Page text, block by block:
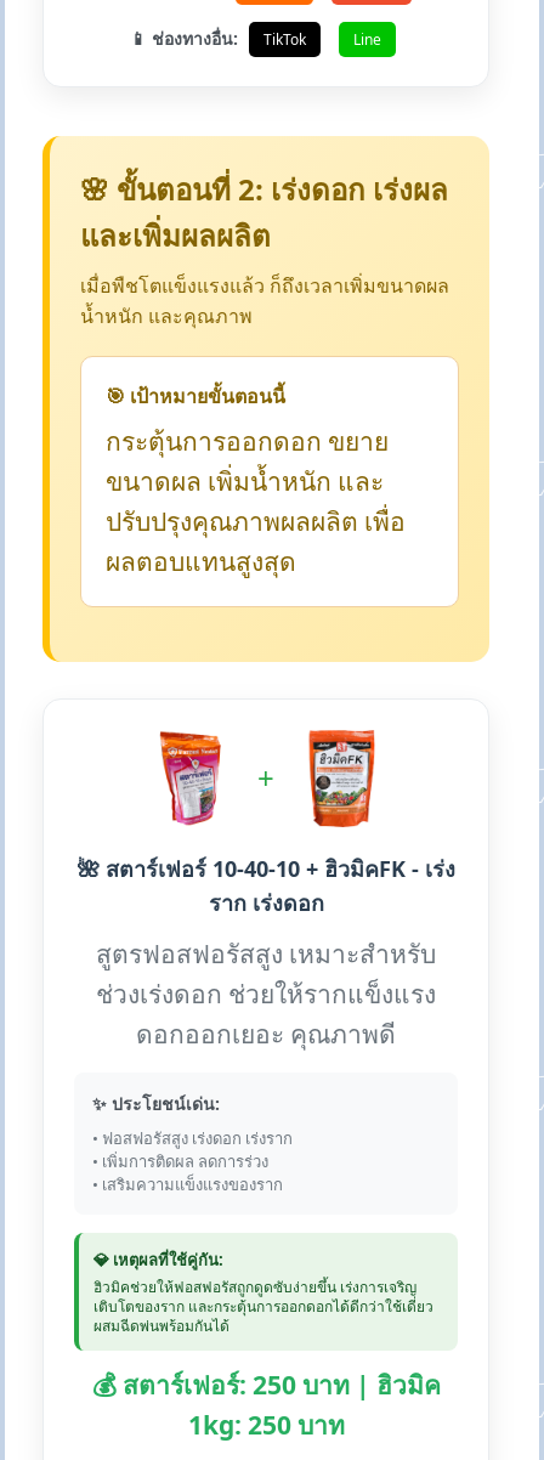
📱 ช่องทางอื่น: TikTok Line
🌸 ขั้นตอนที่ 2: เร่งดอก เร่งผล
และเพิ่มผลผลิต
เมื่อพืชโตแข็งแรงแล้ว ก็ถึงเวลาเพิ่มขนาดผล
น้ำหนัก และคุณภาพ
🎯 เป้าหมายขั้นตอนนี้
กระตุ้นการออกดอก ขยาย
ขนาดผล เพิ่มน้ำหนัก และ
ปรับปรุงคุณภาพผลผลิต เพื่อ
ผลตอบแทนสูงสุด
+
🌺 สตาร์เฟอร์ 10-40-10 + ฮิวมิคFK - เร่ง
ราก เร่งดอก
สูตรฟอสฟอรัสสูง เหมาะสำหรับ
ช่วงเร่งดอก ช่วยให้รากแข็งแรง
ดอกออกเยอะ คุณภาพดี
✨ ประโยชน์เด่น:
• ฟอสฟอรัสสูง เร่งดอก เร่งราก
• เพิ่มการติดผล ลดการร่วง
• เสริมความแข็งแรงของราก
💎 เหตุผลที่ใช้คู่กัน:
ฮิวมิคช่วยให้ฟอสฟอรัสถูกดูดซับง่ายขึ้น เร่งการเจริญ
เติบโตของราก และกระตุ้นการออกดอกได้ดีกว่าใช้เดี่ยว
ผสมฉีดพ่นพร้อมกันได้
💰 สตาร์เฟอร์: 250 บาท | ฮิวมิค
1kg: 250 บาท